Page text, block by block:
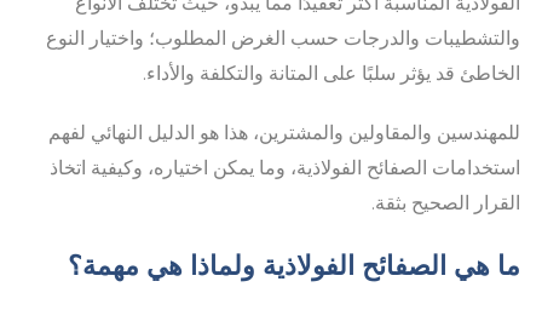
والتشطيبات والدرجات حسب الغرض المطلوب؛ واختيار النوع
الخاطئ قد يؤثر سلبًا على المتانة والتكلفة والأداء.
للمهندسين والمقاولين والمشترين، هذا هو الدليل النهائي لفهم
استخدامات الصفائح الفولاذية، وما يمكن اختياره، وكيفية اتخاذ
القرار الصحيح بثقة.
ما هي الصفائح الفولاذية ولماذا هي مهمة؟